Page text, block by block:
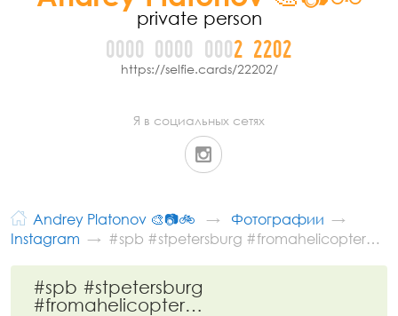
private person
0000 0000 0002 2202
https://selfie.cards/22202/
Я в социальных сетях
Andrey Platonov 🎨📷🚲
Фотографии
Instagram
#spb #stpetersburg #fromahelicopter…
#spb #stpetersburg
#fromahelicopter…